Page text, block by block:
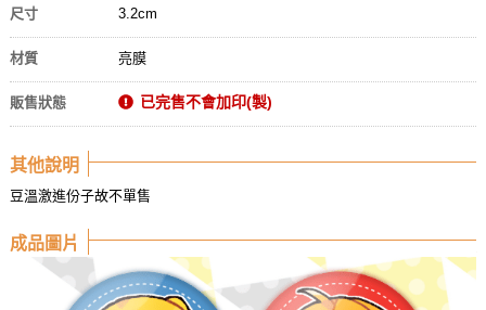
尺寸 3.2cm
材質 亮膜
販售狀態 已完售不會加印(製)
其他說明
豆溫激進份子故不單售
成品圖片